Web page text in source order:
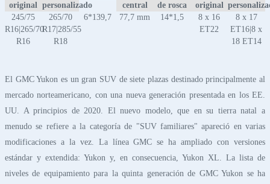
original personalizado
central
de rosca
original
245/75
R16|265/70
R16
265/70
R17|285/55
R18
6*139,7 77,7 mm 14*1,5
8 x 16
ET22
8 x 17
ET16|8 x
18 ET14
El GMC Yukon es un gran SUV de siete plazas destinado principalmente al
mercado norteamericano, con una nueva generación presentada en los EE.
UU. A principios de 2020. El nuevo modelo, que en su tierra natal a
menudo se refiere a la categoría de "SUV familiares" apareció en varias
modificaciones a la vez. La línea GMC se ha ampliado con versiones
estándar y extendida: Yukon y, en consecuencia, Yukon XL. La lista de
niveles de equipamiento para la quinta generación de GMC Yukon se ha